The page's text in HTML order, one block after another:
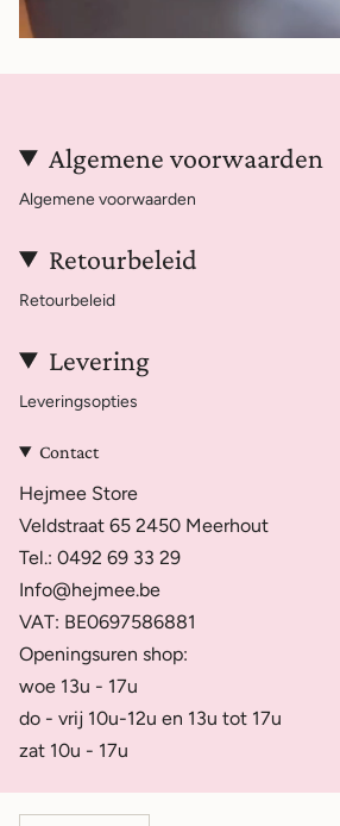
Algemene voorwaarden
Algemene voorwaarden
Retourbeleid
Retourbeleid
Levering
Leveringsopties
Contact
Hejmee Store
Veldstraat 65 2450 Meerhout
Tel.: 0492 69 33 29
Info@hejmee.be
VAT: BE0697586881
Openingsuren shop:
woe 13u - 17u
do - vrij 10u-12u en 13u tot 17u
zat 10u - 17u